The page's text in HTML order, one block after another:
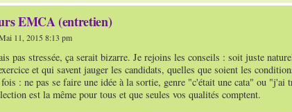
EMCA (entretien)
11, 2015 8:13 pm
pas stressée, ça serait bizarre. Je rejoins les conseils : soit juste
et qui savent jauger les candidats, quelles que soient les
: ne pas se faire une idée à la sortie, genre "c'était une cata" ou
est la même pour tous et que seules vos qualités comptent.